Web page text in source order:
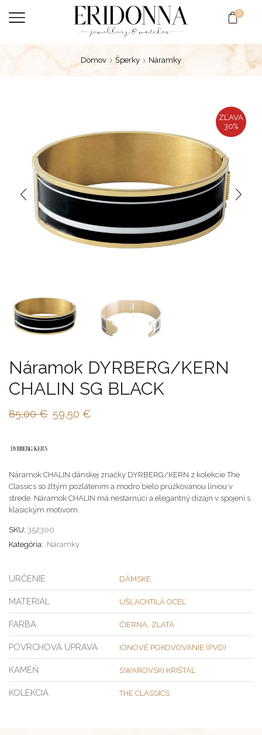
0
Domov Šperky Náramky
ZĽAVA
30%
Náramok DYRBERG/KERN
CHALIN SG BLACK
85,00€ 59,50 €
Náramok CHALIN dánskej značky DYRBERG/KERN z kolekcie The
Classics so žltým pozlátením a modro bielo prúžkovanou líniou v
strede. Náramok CHALIN má nestarnúci a elegantný dizajn v spojení s
klasickým motívom.
SKU: 352300
Kategória: Náramky
URČENIE DÁMSKE
MATERIÁL UŠĽACHTILÁ OCEĽ
FARBA ČIERNA, ZLATÁ
POVRCHOVÁ ÚPRAVA IÓNOVÉ POKOVOVANIE (PVD)
KAMEŇ SWAROVSKI KRIŠTÁĽ
KOLEKCIA THE CLASSICS